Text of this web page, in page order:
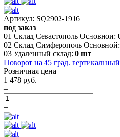
Артикул: SQ2902-1916
под заказ
01 Склад Севастополь Основной:
02 Склад Симферополь Основной:
03 Удаленный склад: 0 шт
Поворот на 45 град.
Розничная цена
1 478 руб.
–
+